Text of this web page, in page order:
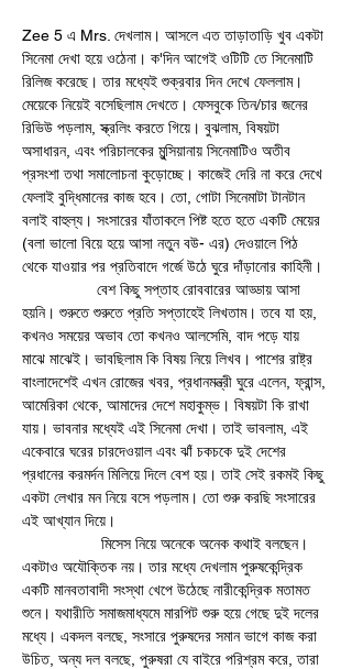
Zee 5 এ Mrs. দেখলাম। আসলে এত তাড়াতাড়ি খুব একটা
সিনেমা দেখা হয়ে ওঠেনা। ক'দিন আগেই ওটিটি তে সিনেমাটি
রিলিজ করেছে। তার মধ্যেই শুক্রবার দিন দেখে ফেললাম।
মেয়েকে নিয়েই বসেছিলাম দেখতে। ফেসবুকে তিন/চার জনের
রিভিউ পড়লাম, স্ক্রলিং করতে গিয়ে। বুঝলাম, বিষয়টা
অসাধারন, এবং পরিচালকের মুন্সিয়ানায় সিনেমাটিও অতীব
প্রসংশা তথা সমালোচনা কুড়োচ্ছে। কাজেই দেরি না করে দেখে
ফেলাই বুদ্ধিমানের কাজ হবে। তো, গোটা সিনেমাটা টানটান
বলাই বাহুল্য। সংসারের যাঁতাকলে পিষ্ট হতে হতে একটি মেয়ের
(বলা ভালো বিয়ে হয়ে আসা নতুন বউ- এর) দেওয়ালে পিঠ
থেকে যাওয়ার পর প্রতিবাদে গর্জে উঠে ঘুরে দাঁড়ানোর কাহিনী।
হয়নি। শুরুতে শুরুতে প্রতি সপ্তাহেই লিখতাম। তবে যা হয়,
কখনও সময়ের অভাব তো কখনও আলসেমি, বাদ পড়ে যায়
মাঝে মাঝেই। ভাবছিলাম কি বিষয় নিয়ে লিখব। পাশের রাষ্ট্র
বাংলাদেশেই এখন রোজের খবর, প্রধানমন্ত্রী ঘুরে এলেন, ফ্রান্স,
আমেরিকা থেকে, আমাদের দেশে মহাকুম্ভ। বিষয়টা কি রাখা
যায়। ভাবনার মধ্যেই এই সিনেমা দেখা। তাই ভাবলাম, এই
একেবারে ঘরের চারদেওয়াল এবং ঝাঁ চকচকে দুই দেশের
প্রধানের করমর্দন মিলিয়ে দিলে বেশ হয়। তাই সেই রকমই কিছু
একটা লেখার মন নিয়ে বসে পড়লাম। তো শুরু করছি সংসারের
এই আখ্যান দিয়ে।
একটাও অযৌক্তিক নয়। তার মধ্যে দেখলাম পুরুষকেন্দ্রিক
একটি মানবতাবাদী সংস্থা খেপে উঠেছে নারীকেন্দ্রিক মতামত
শুনে। যথারীতি সমাজমাধ্যমে মারপিট শুরু হয়ে গেছে দুই দলের
মধ্যে। একদল বলছে, সংসারে পুরুষদের সমান ভাগে কাজ করা
উচিত, অন্য দল বলছে, পুরুষরা যে বাইরে পরিশ্রম করে, তারা